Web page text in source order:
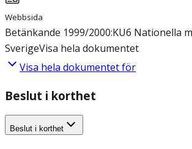
Webbsida
Betänkande 1999/2000:KU6 Nationella
SverigeVisa hela dokumentet
Visa hela dokumentet för
Beslut i korthet
Beslut i korthet